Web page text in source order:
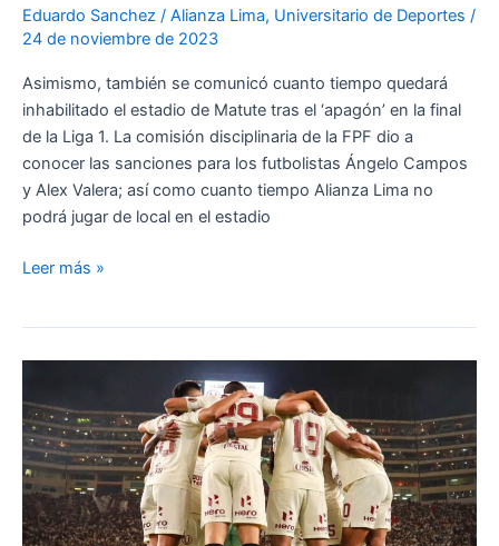
sanción
a
Eduardo Sanchez / Alianza Lima, Universitario de Deportes /
24 de noviembre de 2023
Asimismo, también se comunicó cuanto tiempo quedará
inhabilitado el estadio de Matute tras el ‘apagón’ en la final
de la Liga 1. La comisión disciplinaria de la FPF dio a
conocer las sanciones para los futbolistas Ángelo Campos
y Alex Valera; así como cuanto tiempo Alianza Lima no
podrá jugar de local en el estadio
¡Sanciones
conocer
los
castigos
que
recibirán
Ángelo
Leer más »